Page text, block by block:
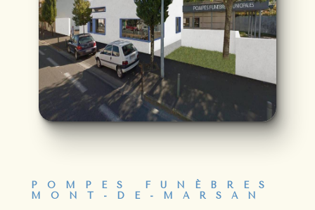
POMPES FUNÈBRES
MONT-DE-MARSAN